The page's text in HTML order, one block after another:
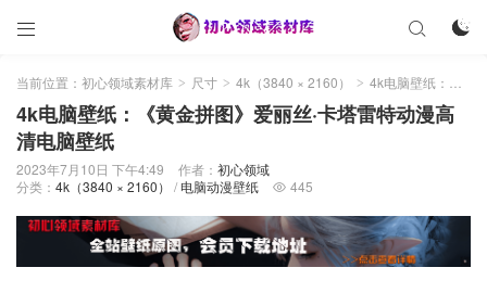
 

当前位置： 初心领域素材库 > 尺寸 > 4k（3840 × 2160） > 4k电脑壁纸：《黄金拼图》爱丽丝·卡塔雷特动漫高清电脑壁纸
4k电脑壁纸：《黄金拼图》爱丽丝·卡塔雷特动漫高
清电脑壁纸
2023年7月10日 下午4:49 作者： 初心领域
分类： 4k（3840 × 2160） / 电脑动漫壁纸  445